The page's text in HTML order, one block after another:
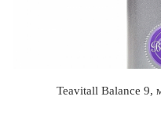
Teavitall Balance 9,